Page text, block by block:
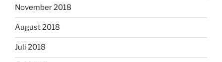
November 2018
August 2018
Juli 2018